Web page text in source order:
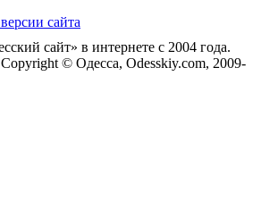
сайта
сайт» в интернете с 2004 года.
© Одесса, Odesskiy.com, 2009-